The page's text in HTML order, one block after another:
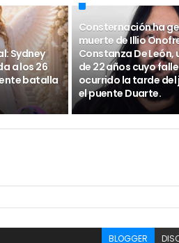
Sydney
a los 26
batalla
Consternación ha
muerte de Illio
Constanza De León,
de 22 años cuyo
ocurrido la tarde del
el puente Duarte.
BLOGGER